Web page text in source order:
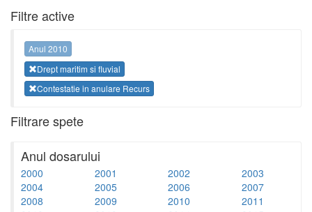
Filtre active
Anul 2010
Drept maritim si fluvial
Contestatie in anulare Recurs
Filtrare spete
Anul dosarului
2000 2001 2002
2003
2004
2005 2006
2007
2008
2009 2010
2011